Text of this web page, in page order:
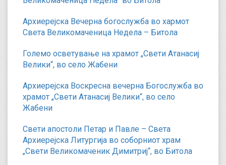
Архиерејска Вечерна богослужба во хармот
Света Великомаченица Недела – Битола
Големо осветување на храмот „Свети Атанасиј
Велики“, во село Жабени
Архиерејска Воскресна вечерна Богослужба во
храмот „Свети Атанасиј Велики“, во село
Жабени
Свети апостоли Петар и Павле – Света
Архиерејска Литургија во соборниот храм
„Свети Великомаченик Димитриј“, во Битола